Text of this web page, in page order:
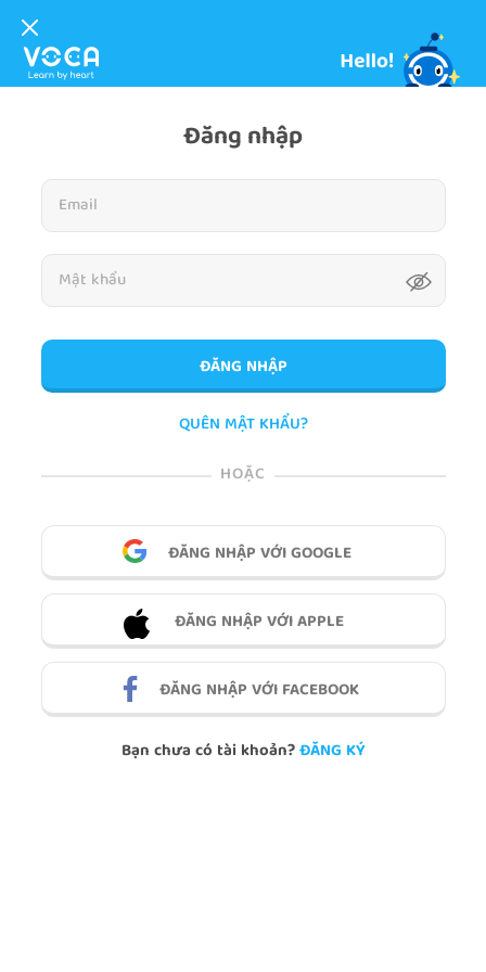
Đăng nhập
ĐĂNG NHẬP
QUÊN MẬT KHẨU?
HOẶC
ĐĂNG NHẬP VỚI GOOGLE
ĐĂNG NHẬP VỚI APPLE
ĐĂNG NHẬP VỚI FACEBOOK
Bạn chưa có tài khoản?ĐĂNG KÝ